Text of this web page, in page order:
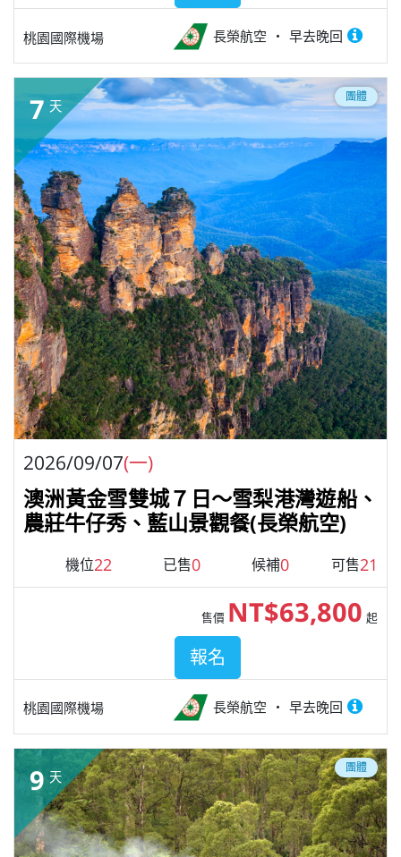
桃園國際機場 長榮航空 早去晚回
7 天
團體
2026/09/07(一)
澳洲黃金雪雙城７日～雪梨港灣遊船、
農莊牛仔秀、藍山景觀餐(長榮航空)
機位22 已售0 候補0 可售21
桃園國際機場 長榮航空 早去晚回
售價 NT$63,800 起
報名
9 天
團體